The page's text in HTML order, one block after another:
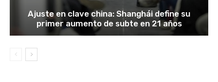
Ajuste en clave china: Shanghái define su
primer aumento de subte en 21 años